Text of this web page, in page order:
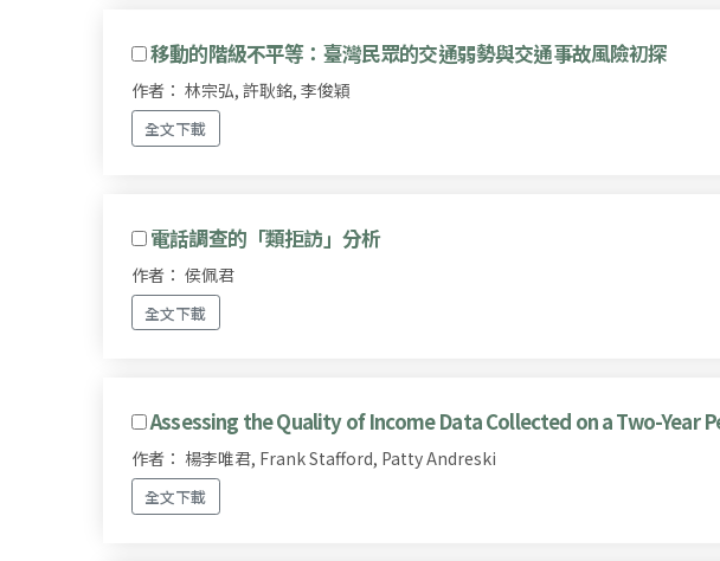
移動的階級不平等：臺灣民眾的交通弱勢與交通事故風險初探
作者： 林宗弘, 許耿銘, 李俊穎
全文下載
電話調查的「類拒訪」分析
作者： 侯佩君
全文下載
Assessing the Quality of Income Data Collected on a Two-
作者： 楊李唯君, Frank Stafford, Patty Andreski
全文下載